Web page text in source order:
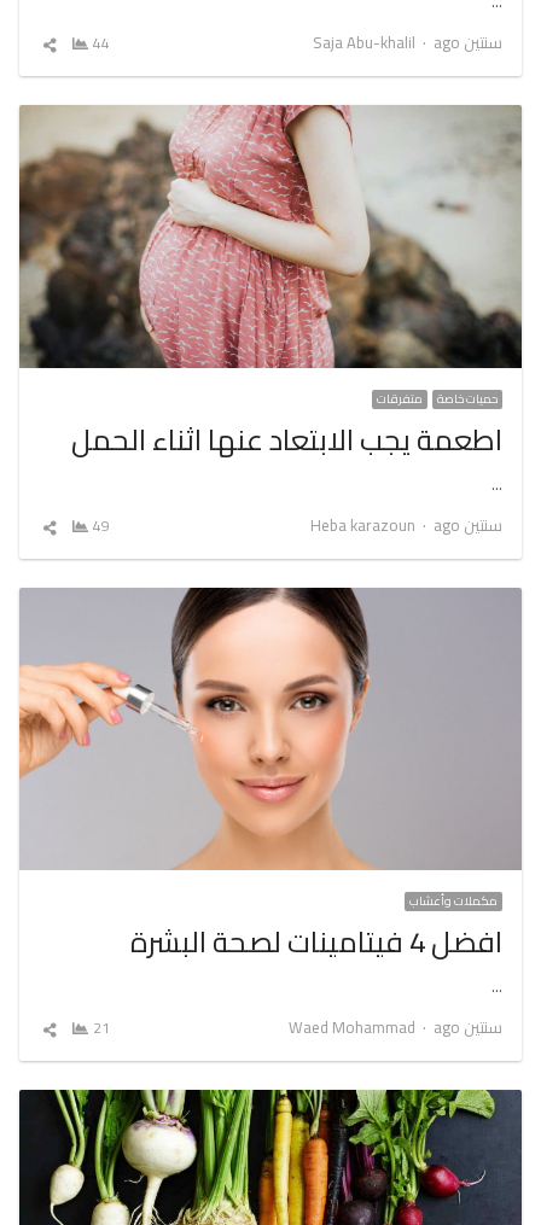
سنتين ago
Author
Saja Abu-khalil
44
شارك
حميات خاصة متفرقات
اطعمة يجب الابتعاد عنها اثناء الحمل
…
سنتين ago
Author
Heba karazoun
49
شارك
مكملات وأعشاب
افضل 4 فيتامينات لصحة البشرة
…
سنتين ago
Author
Waed Mohammad
21
شارك